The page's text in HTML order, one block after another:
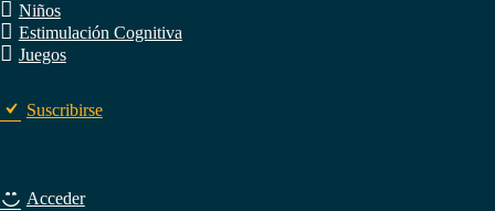
Niños
Estimulación Cognitiva
Juegos
Suscribirse
Acceder